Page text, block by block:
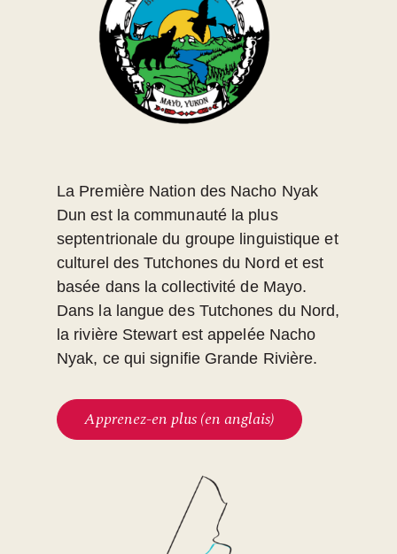
La Première Nation des Nacho Nyak
Dun est la communauté la plus
septentrionale du groupe linguistique et
culturel des Tutchones du Nord et est
basée dans la collectivité de Mayo.
Dans la langue des Tutchones du Nord,
la rivière Stewart est appelée Nacho
Nyak, ce qui signifie Grande Rivière.
Apprenez-en plus (en anglais)